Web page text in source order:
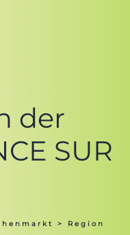
der
SUR
> Region